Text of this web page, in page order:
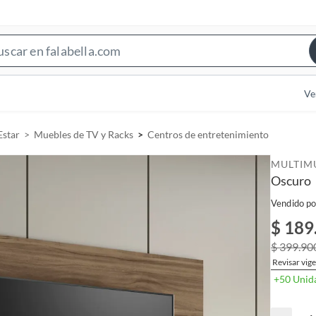
e
h
B
Muebles de TV y Racks Centros de entretenimiento
Oscuro
Vendido
$
$
Revisar
+50